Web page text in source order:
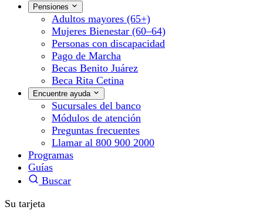
Pensiones
Adultos mayores (65+)
Mujeres Bienestar (60–64)
Personas con discapacidad
Pago de Marcha
Becas Benito Juárez
Beca Rita Cetina
Encuentre ayuda
Sucursales del banco
Módulos de atención
Preguntas frecuentes
Llamar al 800 900 2000
Programas
Guías
Buscar
Su tarjeta